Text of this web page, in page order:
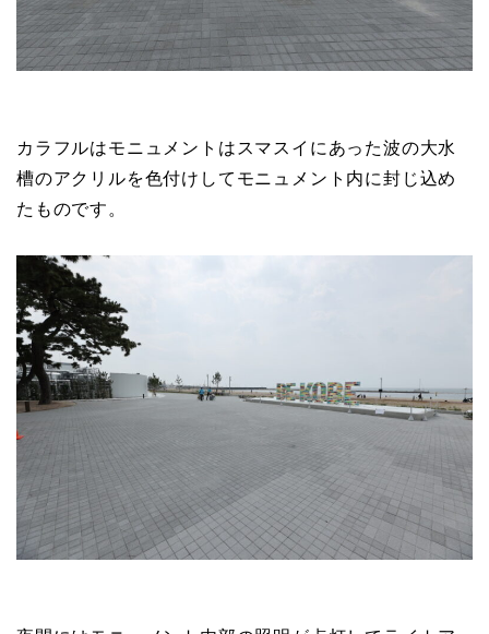
カラフルはモニュメントはスマスイにあった波の大水
槽のアクリルを色付けしてモニュメント内に封じ込め
たものです。